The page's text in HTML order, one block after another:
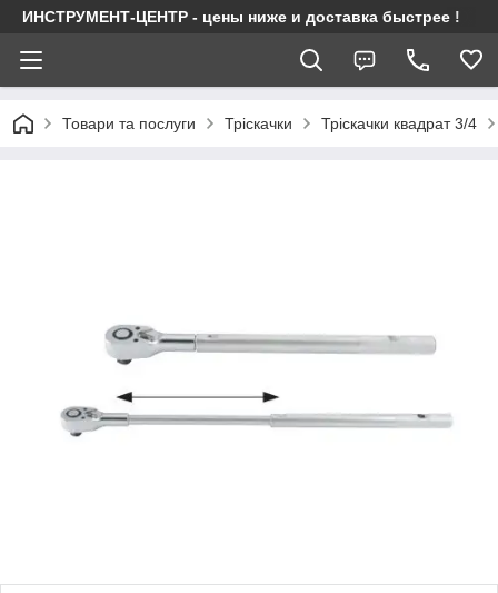
ИНСТРУМЕНТ-ЦЕНТР - цены ниже и доставка быстрее !
Товари та послуги Тріскачки Тріскачки квадрат 3/4